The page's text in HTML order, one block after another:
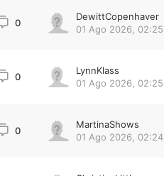
0
DewittCopenhaver
01 Ago 2026, 02:25
0
LynnKlass
01 Ago 2026, 02:25
0
MartinaShows
01 Ago 2026, 02:24